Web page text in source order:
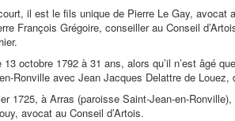
il est le fils unique de Pierre Le Gay, avocat
François Grégoire, conseiller au Conseil
octobre 1792 à 31 ans, alors qu’il n’est âgé
Ronville avec Jean Jacques Delattre de
1725, à Arras (paroisse Saint-Jean-en-
avocat au Conseil d’Artois.